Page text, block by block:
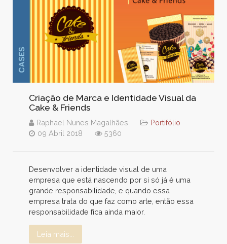
Criação de Marca e Identidade Visual da
Cake & Friends
Raphael Nunes Magalhães
Portifólio
09 Abril 2018
5360
Desenvolver a identidade visual de uma
empresa que está nascendo por si só já é uma
grande responsabilidade, e quando essa
empresa trata do que faz como arte, então essa
responsabilidade fica ainda maior.
Leia mais...